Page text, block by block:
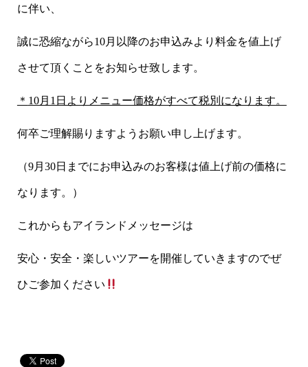
に伴い、
誠に恐縮ながら10月以降のお申込みより料金を値上げ
させて頂くことをお知らせ致します。
＊ 10月1日よりメニュー価格がすべて税別になります。
何卒ご理解賜りますようお願い申し上げます。
（9月30日までにお申込みのお客様は値上げ前の価格に
なります。）
これからもアイランドメッセージは
安心・安全・楽しいツアーを開催していきますのでぜ
ひご参加ください